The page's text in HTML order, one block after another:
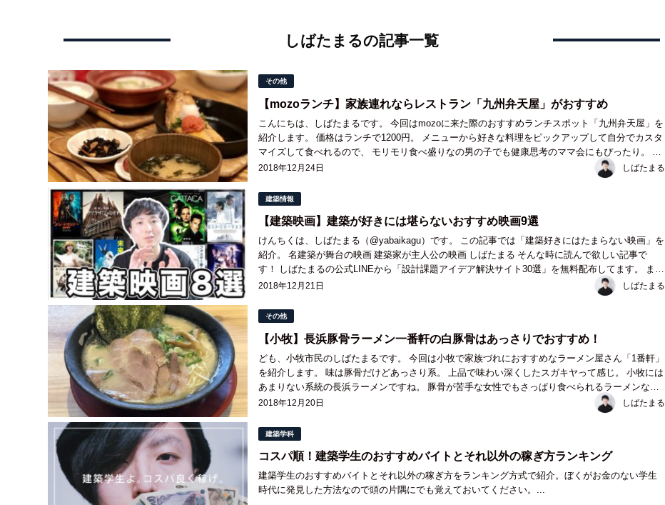
しばたまるの記事一覧
その他
【mozoランチ】家族連れならレストラン「九州弁天屋」がおすすめ
2018年12月24日
こんにちは、しばたまるです。 今回はmozoに来た際のおすすめランチスポット「九州弁天屋」を
紹介します。 価格はランチで1200円。 メニューから好きな料理をピックアップして自分でカスタ
マイズして食べれるので、 モリモリ食べ盛りなの男の子でも健康思考のママ会にもぴったり。 モ
ゾに30回以上行った中で「ここは家族で食べ...
しばたまる
建築情報
【建築映画】建築が好きには堪らないおすすめ映画9選
2018年12月21日
けんちくは、しばたまる（@yabaikagu）です。 この記事では「建築好きにはたまらない映画」を
紹介。 名建築が舞台の映画 建築家が主人公の映画 しばたまる そんな時に読んで欲しい記事で
す！ しばたまるの公式LINEから「設計課題アイデア解決サイト30選」を無料配布してます。 まだ
の人はそちらも受け取ってください！...
しばたまる
その他
【小牧】長浜豚骨ラーメン一番軒の白豚骨はあっさりでおすすめ！
2018年12月20日
ども、小牧市民のしばたまるです。 今回は小牧で家族づれにおすすめなラーメン屋さん「1番軒」
を紹介します。 味は豚骨だけどあっさり系。 上品で味わい深くしたスガキヤって感じ。 小牧には
あまりない系統の長浜ラーメンですね。 豚骨が苦手な女性でもさっぱり食べられるラーメンなの
で店内に家族連れやおじいちゃん・おばあちゃんが...
しばたまる
建築学科
コスパ順！建築学生のおすすめバイトとそれ以外の稼ぎ方ランキング
建築学生のおすすめバイトとそれ以外の稼ぎ方をランキング方式で紹介。ぼくがお金のない学生
時代に発見した方法なので頭の片隅にでも覚えておいてください。...